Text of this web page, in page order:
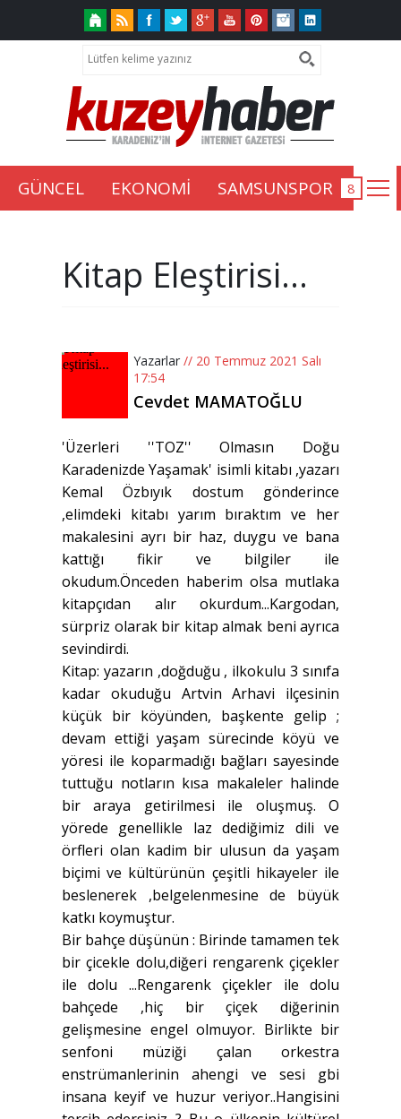
GÜNCEL EKONOMİ SAMSUNSPOR
Kitap Eleştirisi...
Yazarlar // 20 Temmuz 2021 Salı
17:54
Cevdet MAMATOĞLU
'Üzerleri ''TOZ'' Olmasın Doğu
Karadenizde Yaşamak' isimli kitabı ,yazarı
Kemal Özbıyık dostum gönderince
,elimdeki kitabı yarım bıraktım ve her
makalesini ayrı bir haz, duygu ve bana
kattığı fikir ve bilgiler ile
okudum.Önceden haberim olsa mutlaka
kitapçıdan alır okurdum...Kargodan,
sürpriz olarak bir kitap almak beni ayrıca
sevindirdi.
Kitap: yazarın ,doğduğu , ilkokulu 3 sınıfa
kadar okuduğu Artvin Arhavi ilçesinin
küçük bir köyünden, başkente gelip ;
devam ettiği yaşam sürecinde köyü ve
yöresi ile koparmadığı bağları sayesinde
tuttuğu notların kısa makaleler halinde
bir araya getirilmesi ile oluşmuş. O
yörede genellikle laz dediğimiz dili ve
örfleri olan kadim bir ulusun da yaşam
biçimi ve kültürünün çeşitli hikayeler ile
beslenerek ,belgelenmesine de büyük
katkı koymuştur.
Bir bahçe düşünün : Birinde tamamen tek
bir çicekle dolu,diğeri rengarenk çiçekler
ile dolu ...Rengarenk çiçekler ile dolu
bahçede ,hiç bir çiçek diğerinin
gelişmesine engel olmuyor. Birlikte bir
senfoni müziği çalan orkestra
enstrümanlerinin ahengi ve sesi gbi
insana keyif ve huzur veriyor..Hangisini